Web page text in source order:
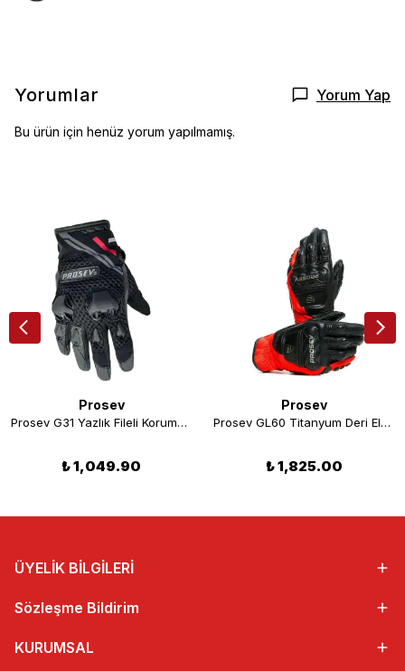
Yorumlar Yorum Yap
Bu ürün için henüz yorum yapılmamış.
Prosev
Prosev G31 Yazlık Fileli Korumalı Motosiklet Eldiveni
₺ 1,049.90
Prosev
Prosev GL60 Titanyum Deri Eldiven Kırmızı
₺ 1,825.00
ÜYELİK BİLGİLERİ
Sözleşme Bildirim
KURUMSAL